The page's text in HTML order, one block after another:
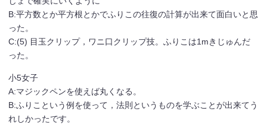
B:平方数とか平方根とかでふりこの往復の計算が出来て面白いと思
った。
C:(5) 目玉クリップ，ワニ口クリップ技。ふりこは1mきじゅんだ
った。
小5女子
A:マジックペンを使えば丸くなる。
B:ふりこという例を使って，法則というものを学ぶことが出来てう
れしかったです。